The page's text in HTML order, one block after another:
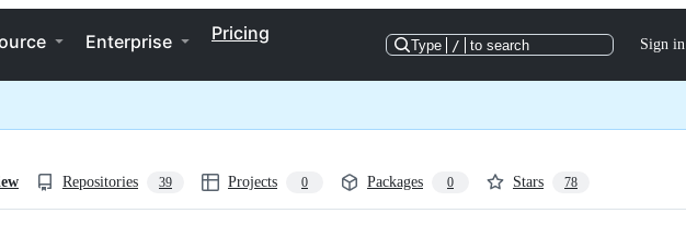
Enterprise Pricing
Type / to search Sign in
Repositories 39 Projects 0 Packages 0 Stars 78